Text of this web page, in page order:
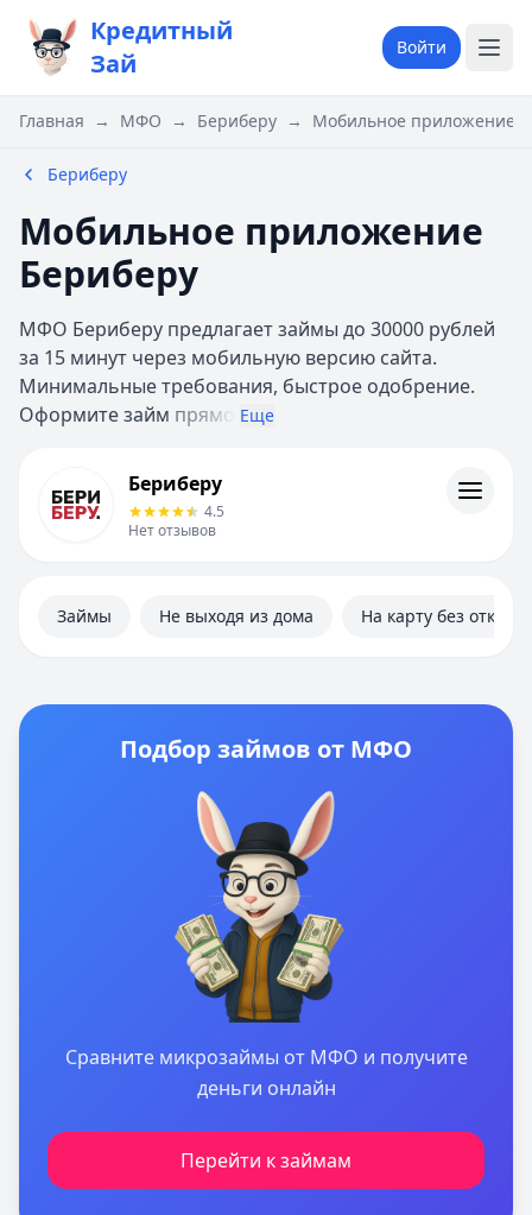
Кредитный
Зай
Войти
Главная → МФО → Бериберу → Мобильное приложение
Бериберу
Мобильное приложение
Бериберу
МФО Бериберу предлагает займы до 30000 рублей
за 15 минут через мобильную версию сайта.
Минимальные требования, быстрое одобрение.
Оформите займ прямо Еще
ИнформацияБериберу
4.5
Нет отзывов
Займы Не выходя из дома На карту без отказа
Подбор займов от МФО
Сравните микрозаймы от МФО и получите
деньги онлайн
Перейти к займам